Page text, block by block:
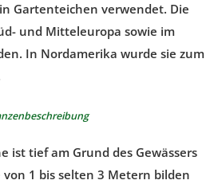
Gartenteichen verwendet. Die
und Mitteleuropa sowie im
In Nordamerika wurde sie zum
ist tief am Grund des Gewässers
1 bis selten 3 Metern bilden